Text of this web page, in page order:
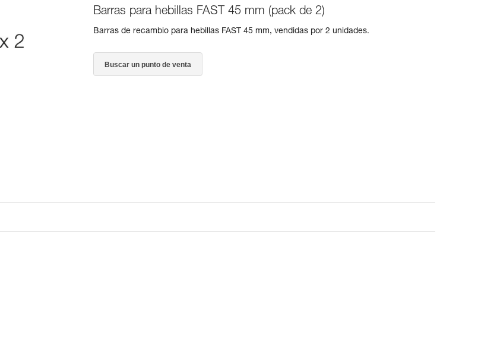
Barras para hebillas FAST 45 mm (pack de 2)
Barras de recambio para hebillas FAST 45 mm, vendidas por 2 unidades.
Buscar un punto de venta